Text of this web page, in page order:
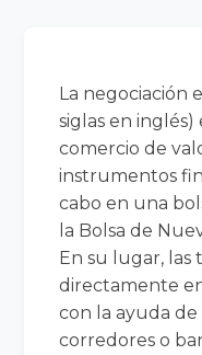
La negociación
siglas en
comercio de
instrumentos
cabo en una
la Bolsa de
En su lugar, las
directamente
con la ayuda
corredores o